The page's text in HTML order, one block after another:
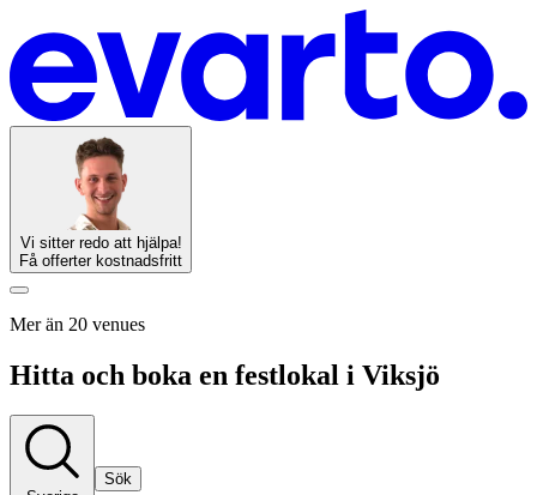
Vi sitter redo att hjälpa!
Få offerter kostnadsfritt
Mer än 20 venues
Hitta och boka en festlokal i Viksjö
Sök